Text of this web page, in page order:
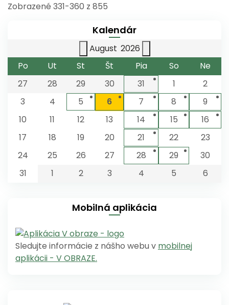
Zobrazené 331-360 z 855
Kalendár
August 2026
Po
Ut St Št Pia So
Ne
27
28 29 30 31 1
2
3
4 5 6 7 8
9
10
11 12 13 14 15
16
17
18 19 20 21 22
23
24
25 26 27 28 29
30
31
1 2 3 4 5 6
Mobilná aplikácia
Sledujte informácie z nášho webu v mobilnej
aplikácii - V OBRAZE.